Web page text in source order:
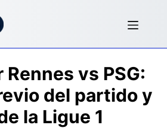
Rennes vs PSG:
del partido y
la Ligue 1